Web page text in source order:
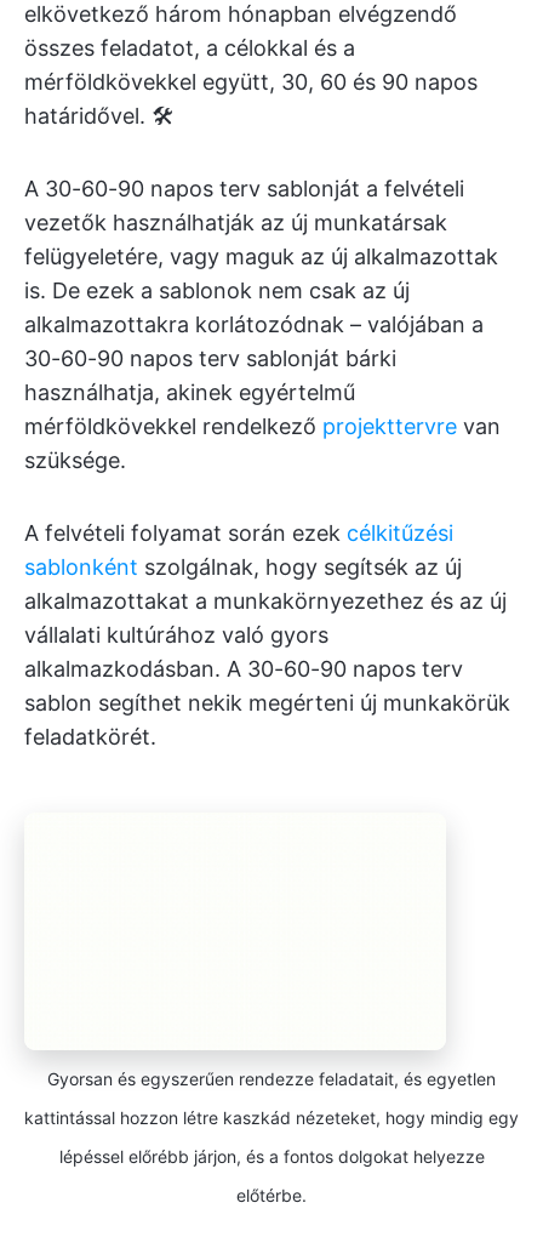
elkövetkező három hónapban elvégzendő
összes feladatot, a célokkal és a
mérföldkövekkel együtt, 30, 60 és 90 napos
határidővel. 🛠️
A 30-60-90 napos terv sablonját a felvételi
vezetők használhatják az új munkatársak
felügyeletére, vagy maguk az új alkalmazottak
is. De ezek a sablonok nem csak az új
alkalmazottakra korlátozódnak – valójában a
30-60-90 napos terv sablonját bárki
használhatja, akinek egyértelmű
mérföldkövekkel rendelkező projekttervre van
szüksége.
A felvételi folyamat során ezek célkitűzési
sablonként szolgálnak, hogy segítsék az új
alkalmazottakat a munkakörnyezethez és az új
vállalati kultúrához való gyors
alkalmazkodásban. A 30-60-90 napos terv
sablon segíthet nekik megérteni új munkakörük
feladatkörét.
Gyorsan és egyszerűen rendezze feladatait, és egyetlen
kattintással hozzon létre kaszkád nézeteket, hogy mindig egy
lépéssel előrébb járjon, és a fontos dolgokat helyezze
előtérbe.